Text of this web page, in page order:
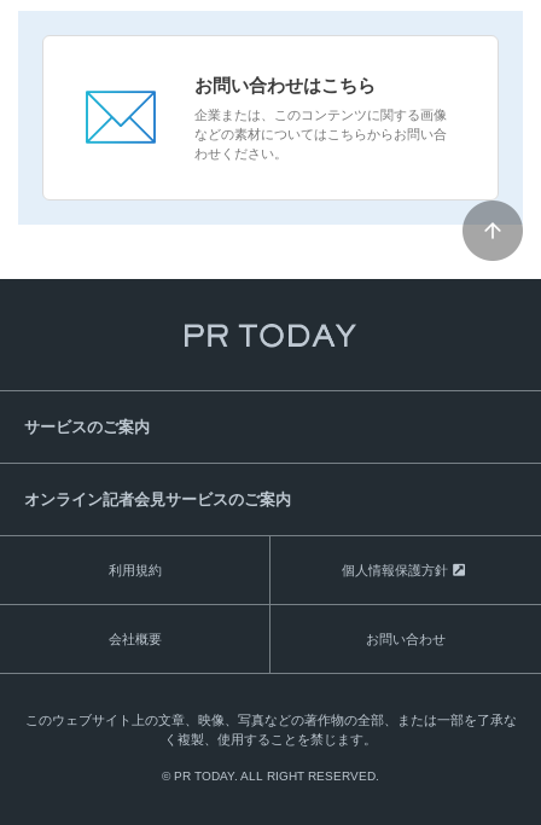
お問い合わせはこちら
企業または、このコンテンツに関する画像
などの素材についてはこちらからお問い合
わせください。
サービスのご案内
オンライン記者会見サービスのご案内
利用規約 個人情報保護方針
会社概要 お問い合わせ
このウェブサイト上の文章、映像、写真などの著作物の全部、または一部を了承な
く複製、使用することを禁じます。
© PR TODAY. ALL RIGHT RESERVED.